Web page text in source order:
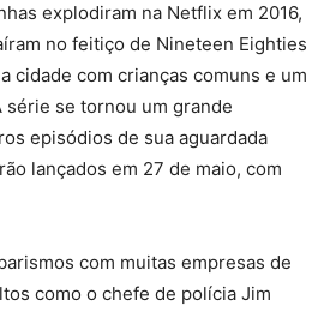
explodiram na Netflix em 2016,
no feitiço de Nineteen Eighties
cidade com crianças comuns e um
série se tornou um grande
episódios de sua aguardada
lançados em 27 de maio, com
com muitas empresas de
como o chefe de polícia Jim